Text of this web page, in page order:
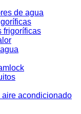
de agua
frigoríficas
aire acondicionado